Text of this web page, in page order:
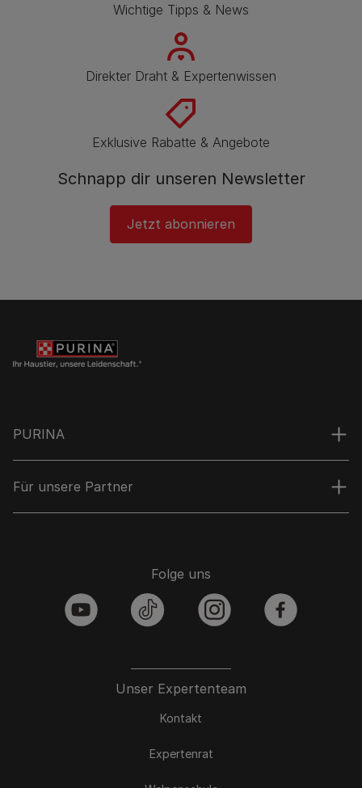
Wichtige Tipps & News
Direkter Draht & Expertenwissen
Exklusive Rabatte & Angebote
Schnapp dir unseren Newsletter
Jetzt abonnieren
PURINA
Für unsere Partner
Unser Expertenteam
Kontakt
Expertenrat
Folge uns
youtube tiktok instagram facebook